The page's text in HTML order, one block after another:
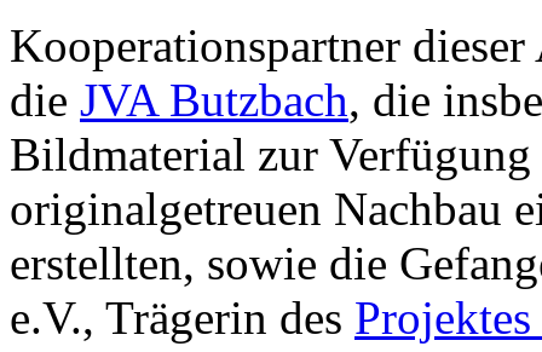
Kooperationspartner
die JVA Butzbach, die
Bildmaterial zur
originalgetreuen Nachbau
erstellten, sowie die
e.V., Trägerin des Projektes